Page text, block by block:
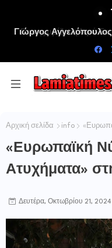
Πανηγυρίζει η Ιερά
Μεταμορφώσεως του
Αρχική σελίδα info
«Ευρωπαϊκή
Ατυχήματα»
Δευτέρα, Οκτωβρίου 21, 2024